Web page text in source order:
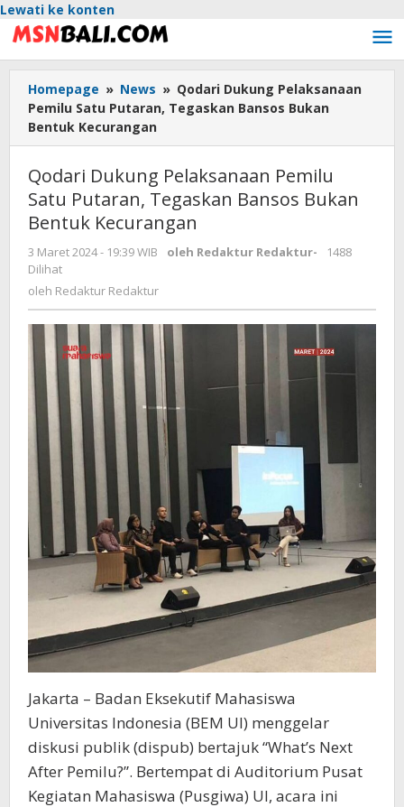
Lewati ke konten
Homepage » News » Qodari Dukung Pelaksanaan
Pemilu Satu Putaran, Tegaskan Bansos Bukan
Bentuk Kecurangan
Qodari Dukung Pelaksanaan Pemilu
Satu Putaran, Tegaskan Bansos Bukan
Bentuk Kecurangan
3 Maret 2024 - 19:39 WIB oleh Redaktur Redaktur-
1488
Dilihat
oleh Redaktur Redaktur
Jakarta – Badan Eksekutif Mahasiswa
Universitas Indonesia (BEM UI) menggelar
diskusi publik (dispub) bertajuk “What’s Next
After Pemilu?”. Bertempat di Auditorium Pusat
Kegiatan Mahasiswa (Pusgiwa) UI, acara ini